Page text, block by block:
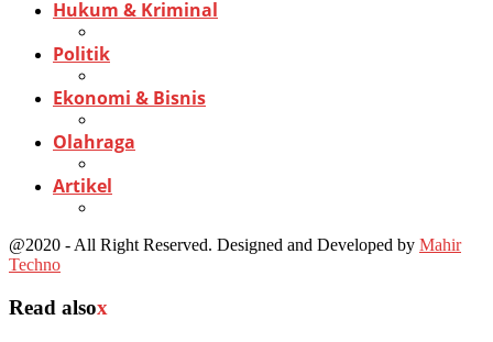
Hukum & Kriminal
Politik
Ekonomi & Bisnis
Olahraga
Artikel
@2020 - All Right Reserved. Designed and Developed by Mahir
Techno
Read alsox